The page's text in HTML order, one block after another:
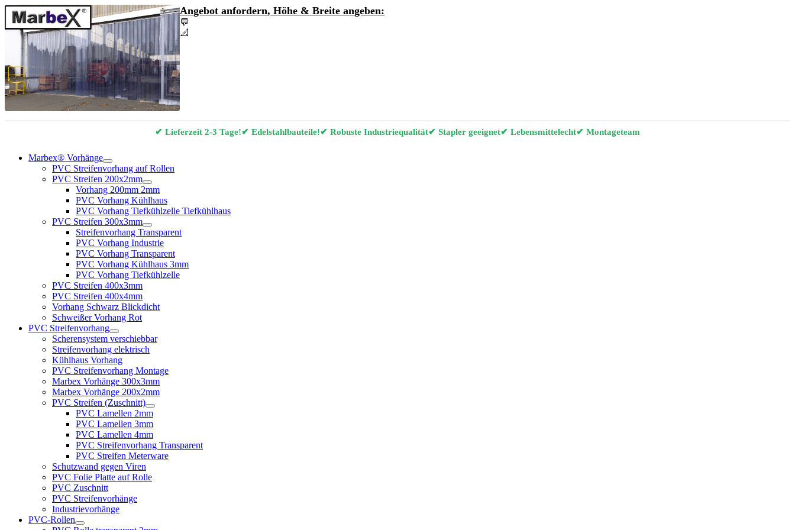
Angebot anfordern, Höhe & Breite angeben:
💬
📐
✔ Lieferzeit 2-3 Tage!✔ Edelstahlbauteile!✔ Robuste Industriequalität✔ Stapler geeignet✔ Lebensmittelecht✔ Montageteam
Marbex® Vorhänge
PVC Streifenvorhang auf Rollen
PVC Streifen 200x2mm
Vorhang 200mm 2mm
PVC Vorhang Kühlhaus
PVC Vorhang Tiefkühlzelle Tiefkühlhaus
PVC Streifen 300x3mm
Streifenvorhang Transparent
PVC Vorhang Industrie
PVC Vorhang Transparent
PVC Vorhang Kühlhaus 3mm
PVC Vorhang Tiefkühlzelle
PVC Streifen 400x3mm
PVC Streifen 400x4mm
Vorhang Schwarz Blickdicht
Schweißer Vorhang Rot
PVC Streifenvorhang
Scherensystem verschiebbar
Streifenvorhang elektrisch
Kühlhaus Vorhang
PVC Streifenvorhang Montage
Marbex Vorhänge 300x3mm
Marbex Vorhänge 200x2mm
PVC Streifen (Zuschnitt)
PVC Lamellen 2mm
PVC Lamellen 3mm
PVC Lamellen 4mm
PVC Streifenvorhang Transparent
PVC Streifen Meterware
Schutzwand gegen Viren
PVC Folie Platte auf Rolle
PVC Zuschnitt
PVC Streifenvorhänge
Industrievorhänge
PVC-Rollen